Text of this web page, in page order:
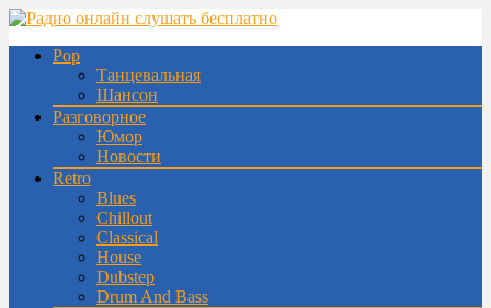
Pop
Танцевальная
Шансон
Разговорное
Юмор
Новости
Retro
Blues
Chillout
Classical
House
Dubstep
Drum And Bass